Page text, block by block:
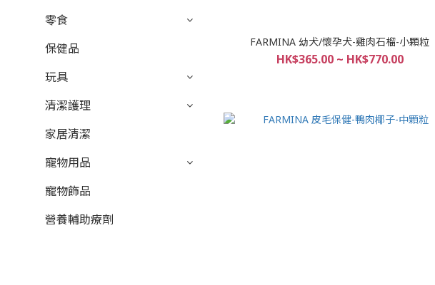
零食
保健品
玩具
清潔護理
家居清潔
寵物用品
寵物飾品
營養輔助療劑
FARMINA 幼犬/懷孕犬-雞肉石榴-小顆粒
HK$365.00 ~ HK$770.00